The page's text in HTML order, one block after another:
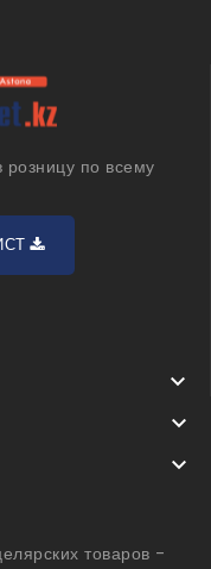
по всему



товаров -